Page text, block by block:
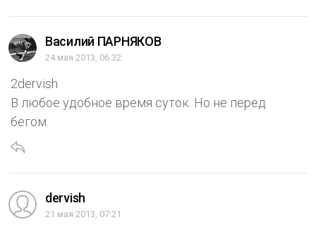
Василий ПАРНЯКОВ
24 мая 2013, 06:32
2dervish
В любое удобное время суток. Но не перед
бегом.
dervish
21 мая 2013, 07:21